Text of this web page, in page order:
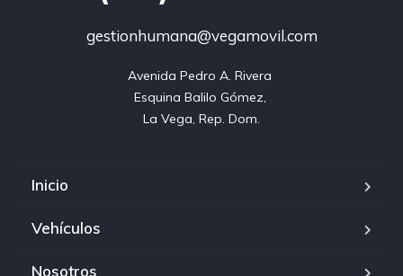
gestionhumana@vegamovil.com
Avenida Pedro A. Rivera
Esquina Balilo Gómez,
La Vega, Rep. Dom.
Inicio
Vehículos
Nosotros